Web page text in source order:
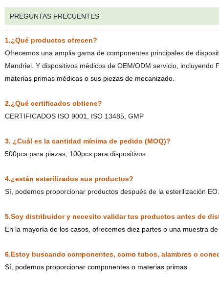
PREGUNTAS FRECUENTES
1.¿Qué productos ofrecen?
Ofrecemos una amplia gama de componentes principales de
Mandriel. Y dispositivos médicos de OEM/ODM servicio, incluyendo
materias primas médicas o sus piezas de mecanizado.
2.¿Qué certificados obtiene?
CERTIFICADOS ISO 9001, ISO 13485, GMP
3. ¿Cuál es la cantidad mínima de pedido (MOQ)?
500pcs para piezas, 100pcs para dispositivos
4.¿están esterilizados sus productos?
Sí, podemos proporcionar productos después de la esterilización EO.
5.Soy distribuidor y necesito validar tus productos antes de
En la mayoría de los casos, ofrecemos diez partes o una muestra
6.Estoy buscando componentes, como tubos, alambres o
Sí, podemos proporcionar componentes o materias primas.